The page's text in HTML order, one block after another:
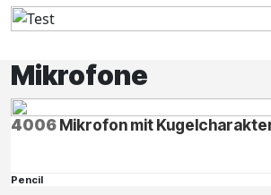
Mikrofone
4006Mikrofon mit
Pencil